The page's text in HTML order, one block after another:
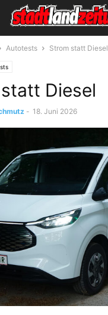
Autotests Strom statt Diesel
Diesel
- 18. Juni 2026